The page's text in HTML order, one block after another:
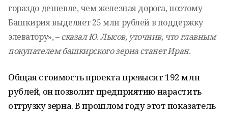
гораздо дешевле, чем железная дорога, поэтому
Башкирия выделяет 25 млн рублей в поддержку
элеватору», –сказал Ю. Лысов, уточнив, что главным
покупателем башкирского зерна станет Иран.
Общая стоимость проекта превысит 192 млн
рублей, он позволит предприятию нарастить
отгрузку зерна. В прошлом году этот показатель